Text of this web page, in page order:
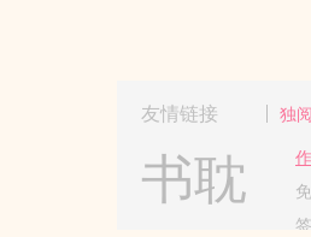
友情链接 独
书耽